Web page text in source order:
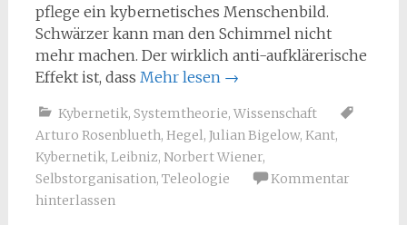
pflege ein kybernetisches Menschenbild.
Schwärzer kann man den Schimmel nicht
mehr machen. Der wirklich anti-aufklärerische
Effekt ist, dass Mehr lesen →
Kybernetik, Systemtheorie, Wissenschaft
Arturo Rosenblueth, Hegel, Julian Bigelow, Kant,
Kybernetik, Leibniz, Norbert Wiener,
Selbstorganisation, Teleologie
Kommentar
hinterlassen